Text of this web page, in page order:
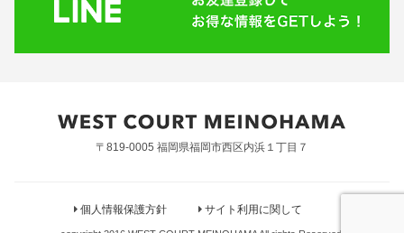
〒819-0005 福岡県福岡市西区内浜１丁目７
個人情報保護方針 サイト利用に関して